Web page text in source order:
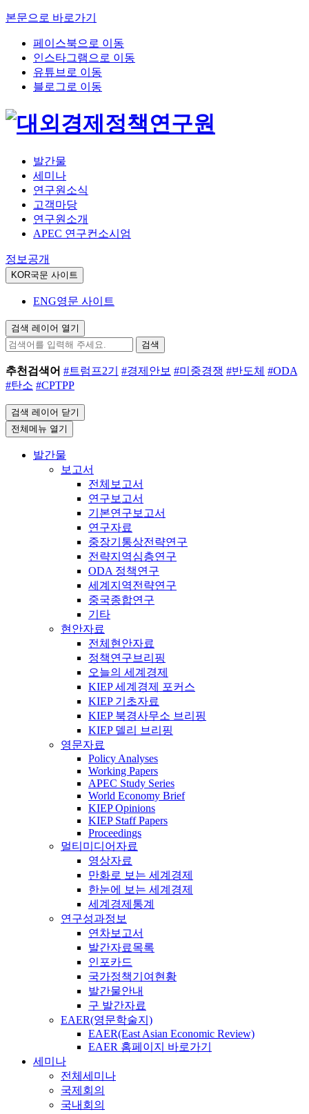
본문으로 바로가기
페이스북으로 이동
인스타그램으로 이동
유튜브로 이동
블로그로 이동
발간물
세미나
연구원소식
고객마당
연구원소개
APEC 연구컨소시엄
정보공개
KOR국문 사이트
ENG영문 사이트
검색 레이어 열기
검색
추천검색어 #트럼프2기 #경제안보 #미중경쟁 #반도체 #ODA
#탄소 #CPTPP
검색 레이어 닫기
전체메뉴 열기
발간물
보고서
전체보고서
연구보고서
기본연구보고서
연구자료
중장기통상전략연구
전략지역심층연구
ODA 정책연구
세계지역전략연구
중국종합연구
기타
현안자료
전체현안자료
정책연구브리핑
오늘의 세계경제
KIEP 세계경제 포커스
KIEP 기초자료
KIEP 북경사무소 브리핑
KIEP 델리 브리핑
영문자료
Policy Analyses
Working Papers
APEC Study Series
World Economy Brief
KIEP Opinions
KIEP Staff Papers
Proceedings
멀티미디어자료
영상자료
만화로 보는 세계경제
한눈에 보는 세계경제
세계경제통계
연구성과정보
연차보고서
발간자료목록
인포카드
국가정책기여현황
발간물안내
구 발간자료
EAER(영문학술지)
EAER(East Asian Economic Review)
EAER 홈페이지 바로가기
세미나
전체세미나
국제회의
국내회의